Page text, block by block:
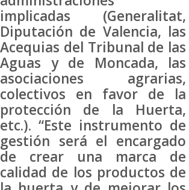
implicadas (Generalitat,
Diputación de Valencia, las
Acequias del Tribunal de las
Aguas y de Moncada, las
asociaciones agrarias,
colectivos en favor de la
protección de la Huerta,
etc.). “Este instrumento de
gestión será el encargado
de crear una marca de
calidad de los productos de